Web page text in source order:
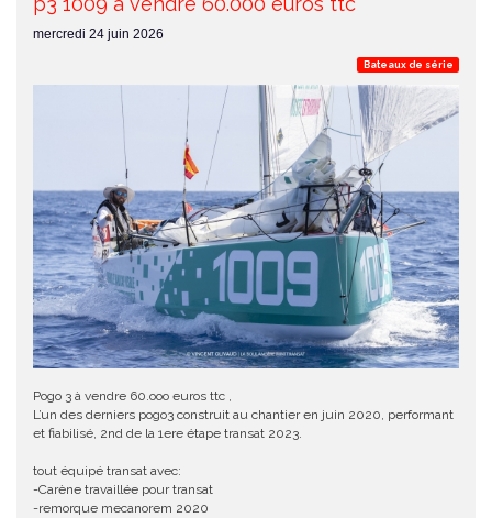
mercredi 24 juin 2026
Bateaux de série
Pogo 3 à vendre 60.ooo euros ttc ,
L’un des derniers pogo3 construit au chantier en juin 2020, performant
et fiabilisé, 2nd de la 1ere étape transat 2023.
tout équipé transat avec:
-Carène travaillée pour transat
-remorque mecanorem 2020